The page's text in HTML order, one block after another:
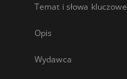
Temat i słowa kluczowe
Opis
Wydawca